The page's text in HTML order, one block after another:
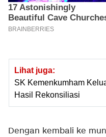
Lihat juga:
SK Kemenkumham
Hasil Rekonsiliasi
Dengan kembali ke